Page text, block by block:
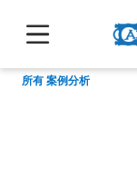
所有 案例分析